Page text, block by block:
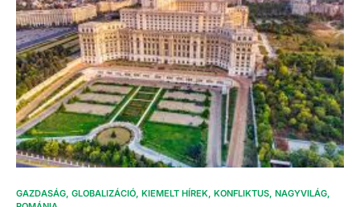
GAZDASÁG GLOBALIZÁCIÓ KIEMELT HÍREK KONFLIKTUS NAGYVILÁG